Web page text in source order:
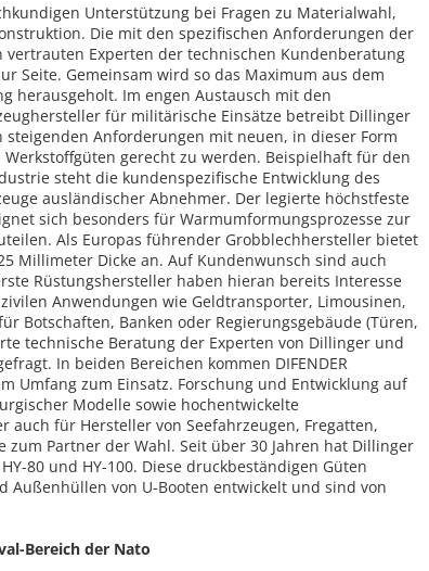
Unterstützung bei Fragen zu Materialwahl,
Die mit den spezifischen Anforderungen der
vertrauten Experten der technischen Kundenberatung
Seite. Gemeinsam wird so das Maximum aus dem
herausgeholt. Im engen Austausch mit den
für militärische Einsätze betreibt Dillinger
steigenden Anforderungen mit neuen, in dieser Form
Werkstoffgüten gerecht zu werden. Beispielhaft für den
steht die kundenspezifische Entwicklung des
ausländischer Abnehmer. Der legierte höchstfeste
sich besonders für Warmumformungsprozesse zur
Als Europas führender Grobblechhersteller bietet
Millimeter Dicke an. Auf Kundenwunsch sind auch
Rüstungshersteller haben hieran bereits Interesse
Anwendungen wie Geldtransporter, Limousinen,
Botschaften, Banken oder Regierungsgebäude (Türen,
technische Beratung der Experten von Dillinger und
In beiden Bereichen kommen DIFENDER
Umfang zum Einsatz. Forschung und Entwicklung auf
Modelle sowie hochentwickelte
auch für Hersteller von Seefahrzeugen, Fregatten,
zum Partner der Wahl. Seit über 30 Jahren hat Dillinger
80 und HY-100. Diese druckbeständigen Güten
Außenhüllen von U-Booten entwickelt und sind von
Bereich der Nato